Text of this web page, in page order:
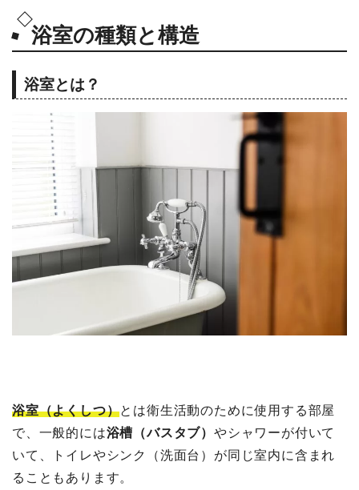
浴室の種類と構造
浴室とは？
浴室（よくしつ）とは衛生活動のために使用する部屋
で、一般的には浴槽（バスタブ）やシャワーが付いて
いて、トイレやシンク（洗面台）が同じ室内に含まれ
ることもあります。